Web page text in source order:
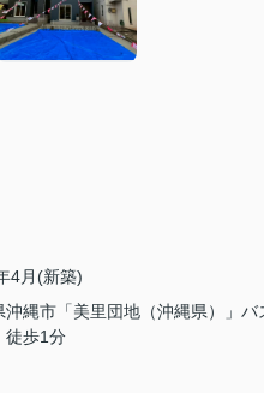
4月(新築)
沖縄市「美里団地（沖縄県）」バ
歩1分